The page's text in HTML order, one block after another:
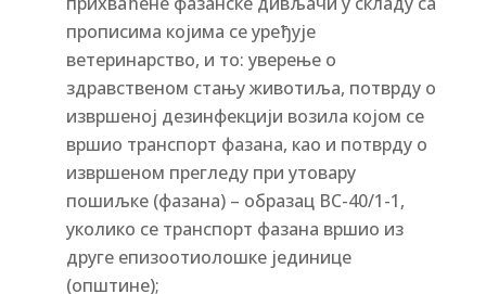
прописима којима се уређује
ветеринарство, и то: уверење о
здравственом стању животиља, потврду о
извршеној дезинфекцији возила којом се
вршио транспорт фазана, као и потврду о
извршеном прегледу при утовару
пошиљке (фазана) – образац ВС-40/1-1,
уколико се транспорт фазана вршио из
друге епизоотиолошке јединице
(општине);